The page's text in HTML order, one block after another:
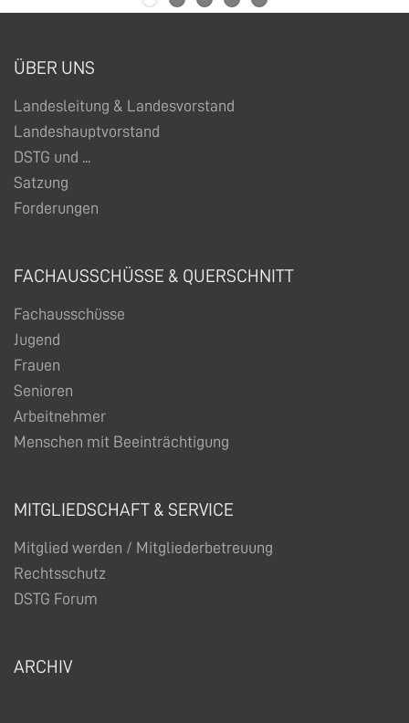
ÜBER UNS
Landesleitung & Landesvorstand
Landeshauptvorstand
DSTG und ...
Satzung
Forderungen
FACHAUSSCHÜSSE & QUERSCHNITT
Fachausschüsse
Jugend
Frauen
Senioren
Arbeitnehmer
Menschen mit Beeinträchtigung
MITGLIEDSCHAFT & SERVICE
Mitglied werden / Mitgliederbetreuung
Rechtsschutz
DSTG Forum
ARCHIV